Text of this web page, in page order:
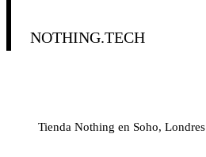
NOTHING.TECH
Tienda Nothing en Soho, Londres